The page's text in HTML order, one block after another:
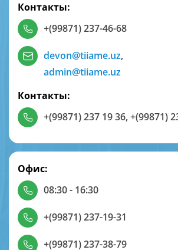
Контакты:
+(99871) 237-46-68
devon@tiiame.uz,
admin@tiiame.uz
Контакты:
+(99871) 237 19 36,+(99871)
Офис:
08:30 - 16:30
+(99871) 237-19-31
+(99871) 237-38-79